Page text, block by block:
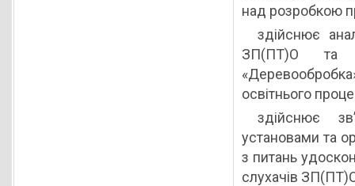
над розробкою
здійснює
ЗП(ПТ)О та
освітнього
здійснює
установами та
з питань
слухачів